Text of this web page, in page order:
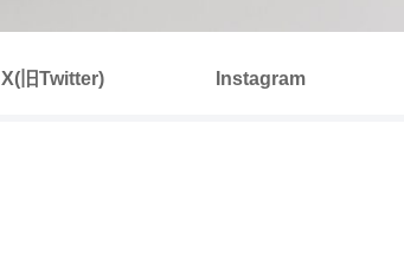
X(旧Twitter) Instagram